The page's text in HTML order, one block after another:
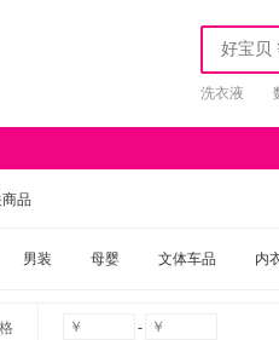
洗衣液
品
男装 母婴 文体车品 内
-